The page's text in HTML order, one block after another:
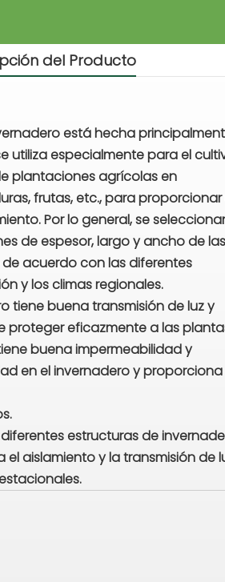
del Producto
está hecha
utiliza especialmente para el
plantaciones agrícolas en
frutas, etc., para proporcionar
Por lo general, se
de espesor, largo y ancho de las
acuerdo con las diferentes
y los climas regionales.
tiene buena transmisión de luz y
proteger eficazmente a las
buena impermeabilidad y
en el invernadero y
estructuras de
aislamiento y la transmisión de